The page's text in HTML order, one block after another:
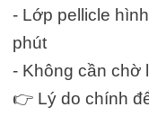
- Lớp pellicle
phút
- Không cần chờ
👉 Lý do chính